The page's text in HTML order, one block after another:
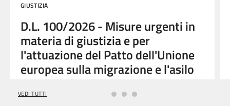
GIUSTIZIA
D.L. 100/2026 - Misure urgenti in
materia di giustizia e per
l'attuazione del Patto dell'Unione
europea sulla migrazione e l'asilo
VEDI TUTTI